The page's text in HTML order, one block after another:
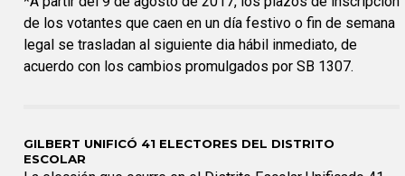
de los votantes que caen en un día festivo o fin de semana
legal se trasladan al siguiente dia hábil inmediato, de
acuerdo con los cambios promulgados por SB 1307.
GILBERT UNIFICÓ 41 ELECTORES DEL DISTRITO
ESCOLAR